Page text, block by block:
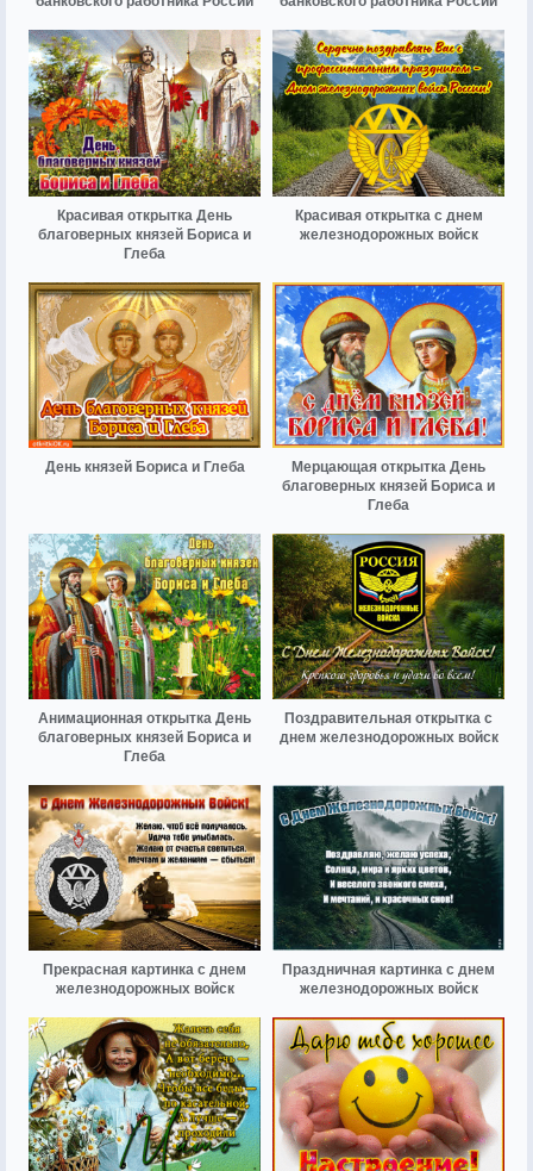
Красивая открытка День
благоверных князей Бориса и
Глеба
Красивая открытка с днем
железнодорожных войск
День князей Бориса и Глеба
Мерцающая открытка День
благоверных князей Бориса и
Глеба
Анимационная открытка День
благоверных князей Бориса и
Глеба
Поздравительная открытка с
днем железнодорожных войск
Прекрасная картинка с днем
железнодорожных войск
Праздничная картинка с днем
железнодорожных войск